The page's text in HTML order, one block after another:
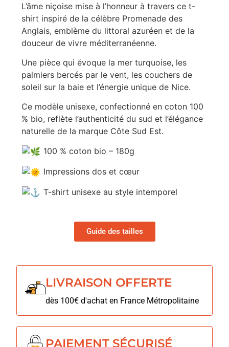
L’âme niçoise mise à l’honneur à travers ce t-
shirt inspiré de la célèbre Promenade des
Anglais, emblème du littoral azuréen et de la
douceur de vivre méditerranéenne.
Une pièce qui évoque la mer turquoise, les
palmiers bercés par le vent, les couchers de
soleil sur la baie et l’énergie unique de Nice.
Ce modèle unisexe, confectionné en coton 100
% bio, reflète l’authenticité du sud et l’élégance
naturelle de la marque Côte Sud Est.
100 % coton bio – 180g
Impressions dos et cœur
T-shirt unisexe au style intemporel
Guide des tailles
LIVRAISON OFFERTE
dès 100€ d'achat en France Métropolitaine
PAIEMENT SÉCURISÉ